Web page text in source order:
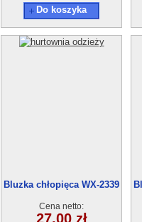
Do koszyka
Bluzka chłopięca WX-2339
Cena netto:
27,00 zł